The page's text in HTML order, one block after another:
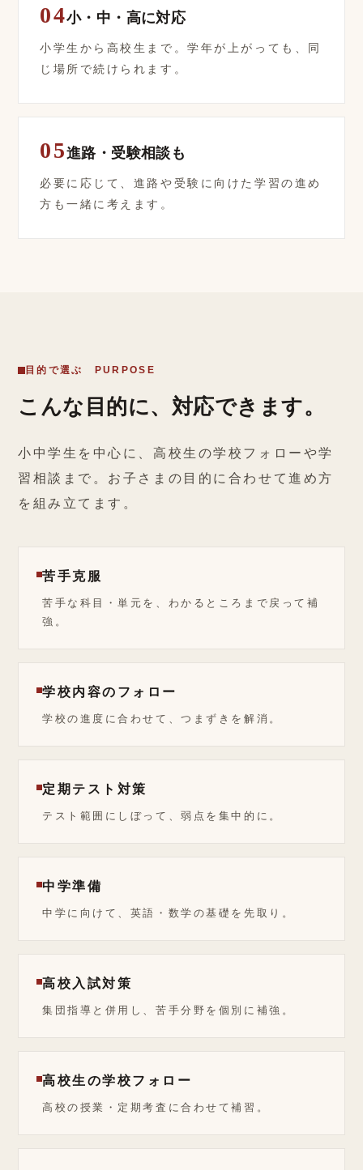
04小・中・高に対応
小学生から高校生まで。学年が上がっても、同
じ場所で続けられます。
05進路・受験相談も
必要に応じて、進路や受験に向けた学習の進め
方も一緒に考えます。
目的で選ぶ PURPOSE
こんな目的に、対応できます。
小中学生を中心に、高校生の学校フォローや学
習相談まで。お子さまの目的に合わせて進め方
を組み立てます。
苦手克服
苦手な科目・単元を、わかるところまで戻って補
強。
学校内容のフォロー
学校の進度に合わせて、つまずきを解消。
定期テスト対策
テスト範囲にしぼって、弱点を集中的に。
中学準備
中学に向けて、英語・数学の基礎を先取り。
高校入試対策
集団指導と併用し、苦手分野を個別に補強。
高校生の学校フォロー
高校の授業・定期考査に合わせて補習。